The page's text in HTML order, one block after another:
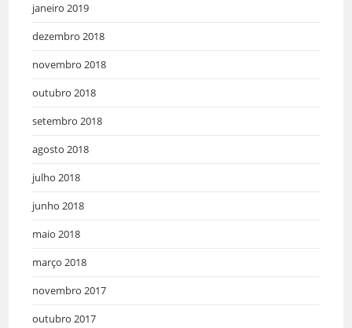
janeiro 2019
dezembro 2018
novembro 2018
outubro 2018
setembro 2018
agosto 2018
julho 2018
junho 2018
maio 2018
março 2018
novembro 2017
outubro 2017